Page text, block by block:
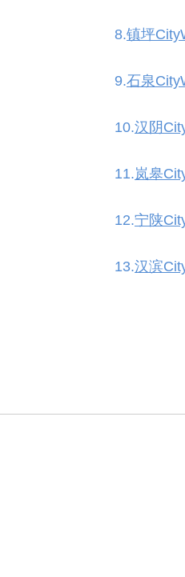
8.镇坪
9.石泉
10.汉阴
11.岚皋
12.宁陕
13.汉滨